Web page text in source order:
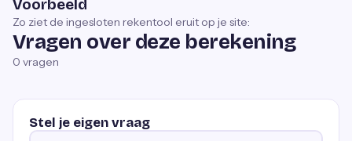
Voorbeeld
Zo ziet de ingesloten rekentool eruit op je site:
Vragen over deze berekening
0 vragen
Stel je eigen vraag